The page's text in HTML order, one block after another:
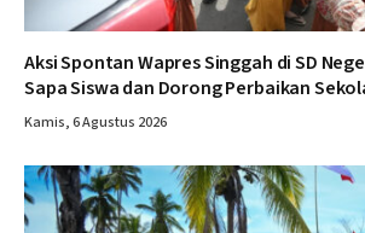
Aksi Spontan Wapres Singgah di SD
Sapa Siswa dan Dorong Perbaikan
Kamis, 6 Agustus 2026